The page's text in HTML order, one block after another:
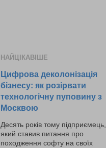
НАЙЦІКАВІШЕ
Цифрова деколонізація
бізнесу: як розірвати
технологічну пуповину з
Москвою
Десять років тому підприємець,
який ставив питання про
походження софту на своїх